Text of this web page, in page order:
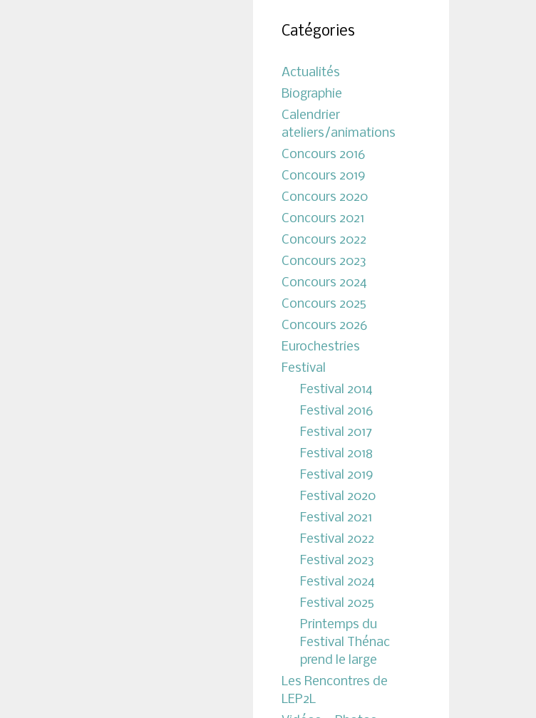
Catégories
Actualités
Biographie
Calendrier
ateliers/animations
Concours 2016
Concours 2019
Concours 2020
Concours 2021
Concours 2022
Concours 2023
Concours 2024
Concours 2025
Concours 2026
Eurochestries
Festival
Festival 2014
Festival 2016
Festival 2017
Festival 2018
Festival 2019
Festival 2020
Festival 2021
Festival 2022
Festival 2023
Festival 2024
Festival 2025
Printemps du
Festival Thénac
prend le large
Les Rencontres de
LEP2L